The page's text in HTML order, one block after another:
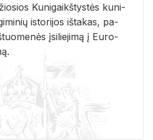
Ku­ni­gaikš­tys­tės ku­ni­
is­to­ri­jos iš­ta­kas, pa­
įsi­lie­ji­mą į Eu­ro­